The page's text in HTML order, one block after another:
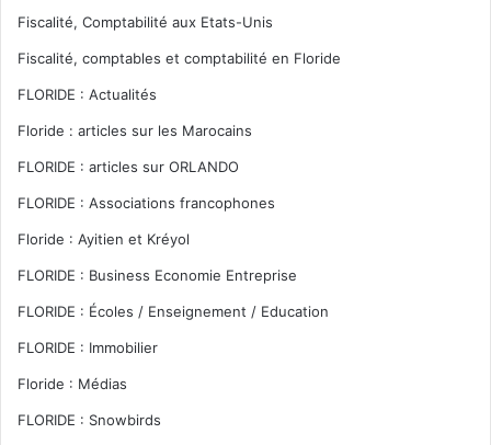
Fiscalité, Comptabilité aux Etats-Unis
Fiscalité, comptables et comptabilité en Floride
FLORIDE : Actualités
Floride : articles sur les Marocains
FLORIDE : articles sur ORLANDO
FLORIDE : Associations francophones
Floride : Ayitien et Kréyol
FLORIDE : Business Economie Entreprise
FLORIDE : Écoles / Enseignement / Education
FLORIDE : Immobilier
Floride : Médias
FLORIDE : Snowbirds